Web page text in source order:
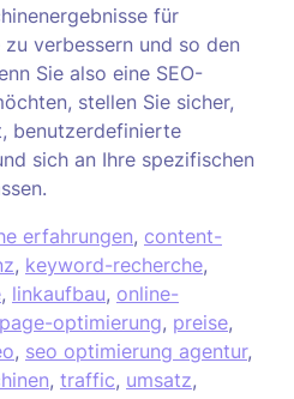
für
verbessern und so den
Sie also eine SEO-
stellen Sie sicher,
benutzerdefinierte
sich an Ihre spezifischen
erfahrungen, content-
, keyword-recherche,
, linkaufbau, online-
optimierung, preise,
, seo optimierung agentur,
, traffic, umsatz,